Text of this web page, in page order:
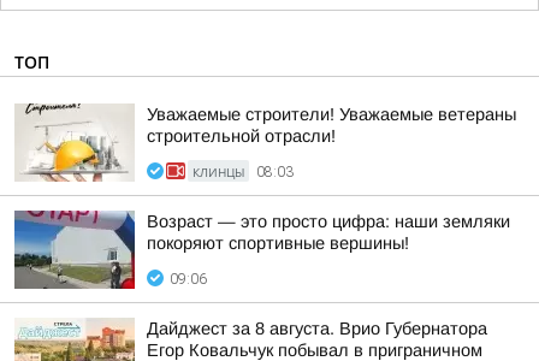
ТОП
Уважаемые строители! Уважаемые ветераны
строительной отрасли!
КЛИНЦЫ 08:03
Возраст — это просто цифра: наши земляки
покоряют спортивные вершины!
09:06
Дайджест за 8 августа. Врио Губернатора
Егор Ковальчук побывал в приграничном